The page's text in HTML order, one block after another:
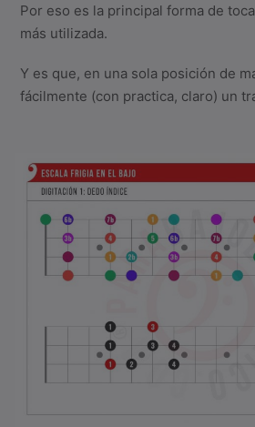
Por eso es la principal forma de
más utilizada.
Y es que, en una sola posición de
fácilmente (con practica, claro) un